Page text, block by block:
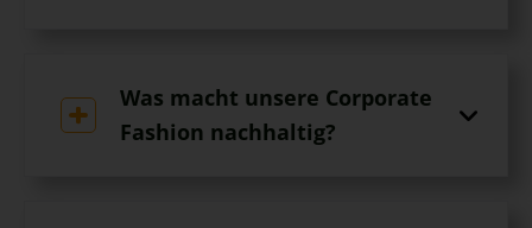
Was macht unsere Corporate
Fashion nachhaltig?